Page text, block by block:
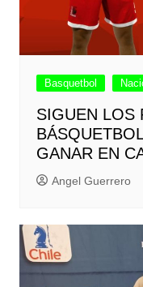
Basquetbol
SIGUEN LOS
GANAR EN
Angel Guerrero